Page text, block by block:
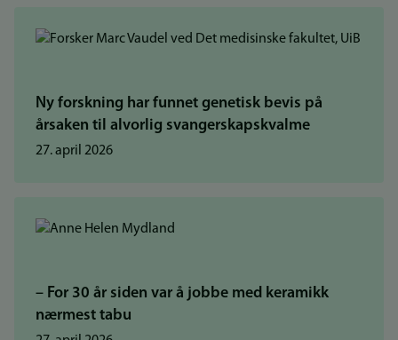
Ny forskning har funnet genetisk bevis på
årsaken til alvorlig svangerskapskvalme
27. april 2026
– For 30 år siden var å jobbe med keramikk
nærmest tabu